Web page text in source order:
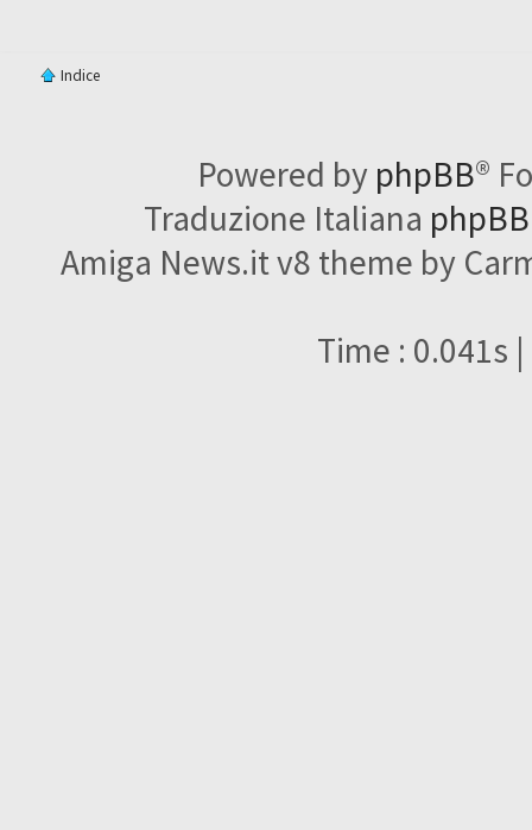
Indice
Powered by phpBB®
Traduzione Italiana
Amiga News.it v8 theme by
Time : 0.041s